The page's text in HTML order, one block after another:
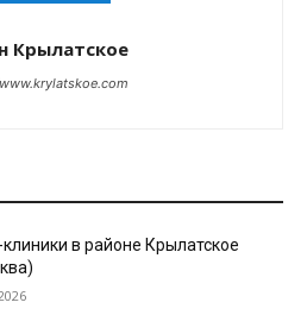
Крылатское
в районе Крылатское